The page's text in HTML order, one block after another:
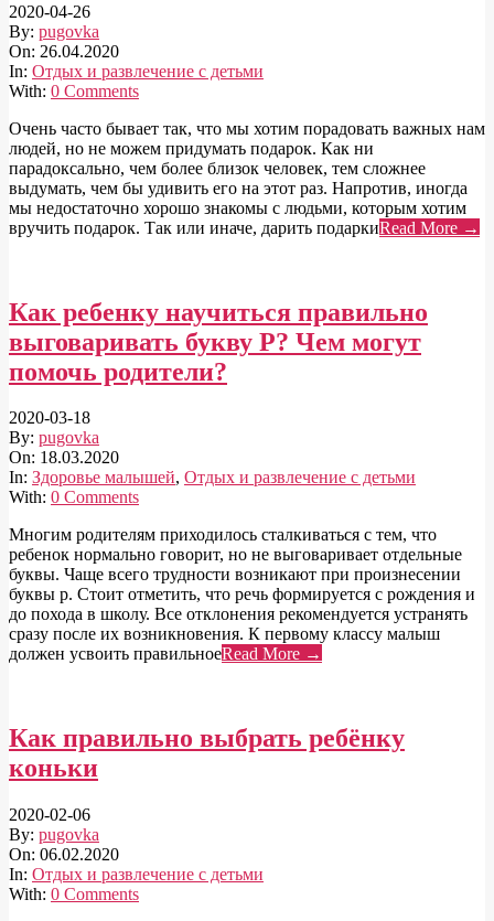
2020-04-26
By: pugovka
On: 26.04.2020
In: Отдых и развлечение с детьми
With: 0 Comments
Очень часто бывает так, что мы хотим порадовать важных нам
людей, но не можем придумать подарок. Как ни
парадоксально, чем более близок человек, тем сложнее
выдумать, чем бы удивить его на этот раз. Напротив, иногда
мы недостаточно хорошо знакомы с людьми, которым хотим
вручить подарок. Так или иначе, дарить подаркиRead More →
Как ребенку научиться правильно
выговаривать букву Р? Чем могут
помочь родители?
2020-03-18
By: pugovka
On: 18.03.2020
In: Здоровье малышей, Отдых и развлечение с детьми
With: 0 Comments
Многим родителям приходилось сталкиваться с тем, что
ребенок нормально говорит, но не выговаривает отдельные
буквы. Чаще всего трудности возникают при произнесении
буквы р. Стоит отметить, что речь формируется с рождения и
до похода в школу. Все отклонения рекомендуется устранять
сразу после их возникновения. К первому классу малыш
должен усвоить правильноеRead More →
Как правильно выбрать ребёнку
коньки
2020-02-06
By: pugovka
On: 06.02.2020
In: Отдых и развлечение с детьми
With: 0 Comments